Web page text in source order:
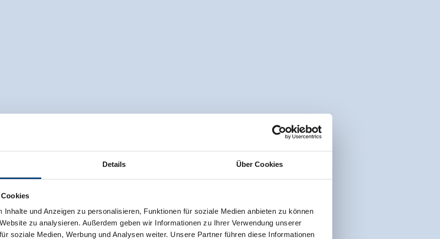
Details Über Cookies
Inhalte und Anzeigen zu personalisieren, Funktionen für soziale Medien anbieten zu können
zu analysieren. Außerdem geben wir Informationen zu Ihrer Verwendung unserer
soziale Medien, Werbung und Analysen weiter. Unsere Partner führen diese Informationen